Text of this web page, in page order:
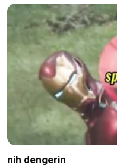
nih dengerin